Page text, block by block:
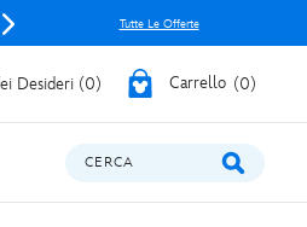
Tutte Le Offerte
Desideri 0 Carrello 0
CERCA